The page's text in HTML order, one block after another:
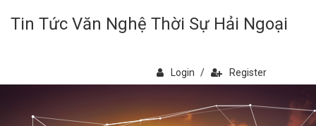
Tin Tức Văn Nghệ Thời Sự Hải Ngoại
Login / Register